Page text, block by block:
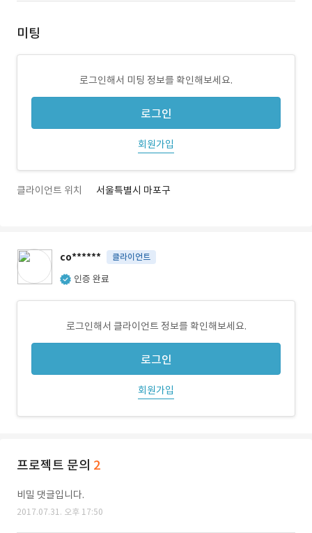
미팅
로그인해서 미팅 정보를 확인해보세요.
로그인
회원가입
클라이언트 위치 서울특별시 마포구
co****** 클라이언트
인증 완료
로그인해서 클라이언트 정보를 확인해보세요.
로그인
회원가입
프로젝트 문의 2
비밀 댓글입니다.
2017.07.31. 오후 17:50